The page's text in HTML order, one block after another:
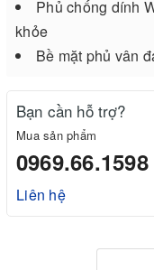
Phủ chống dính
khỏe
Bề mặt phủ vân
Bạn cần hỗ trợ?
Mua sản phẩm
Liên hệ